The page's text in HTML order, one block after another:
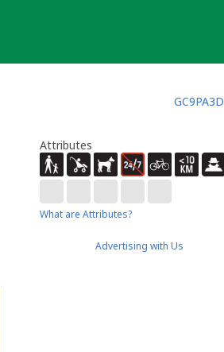
GC9PA3D
Attributes
What are Attributes?
Advertising with Us